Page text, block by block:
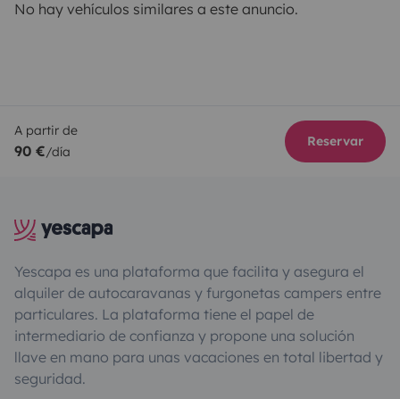
No hay vehículos similares a este anuncio.
A partir de
90 €/día
Reservar
Yescapa es una plataforma que facilita y asegura el
alquiler de autocaravanas y furgonetas campers entre
particulares. La plataforma tiene el papel de
intermediario de confianza y propone una solución
llave en mano para unas vacaciones en total libertad y
seguridad.